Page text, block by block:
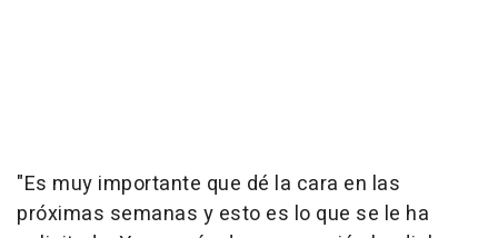
"Es muy importante que dé la cara en las
próximas semanas y esto es lo que se le ha